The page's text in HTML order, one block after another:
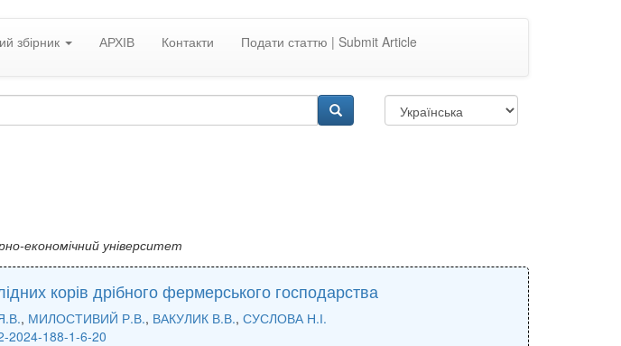
збірник АРХІВ Контакти Подати статтю | Submit Article
економічний університет
корів дрібного фермерського господарства
, МИЛОСТИВИЙ Р.В., ВАКУЛИК В.В., СУСЛОВА Н.І.
2024-188-1-6-20